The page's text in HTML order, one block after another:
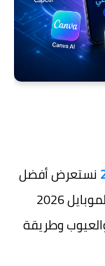
نستعرض أفضل
تطبيقات الذكاء الاصطناعي المجانية للموبايل 2026
وطريقة